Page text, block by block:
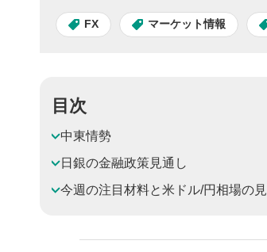
FX マーケット情報
目次
中東情勢
日銀の金融政策見通し
今週の注目材料と米ドル/円相場の